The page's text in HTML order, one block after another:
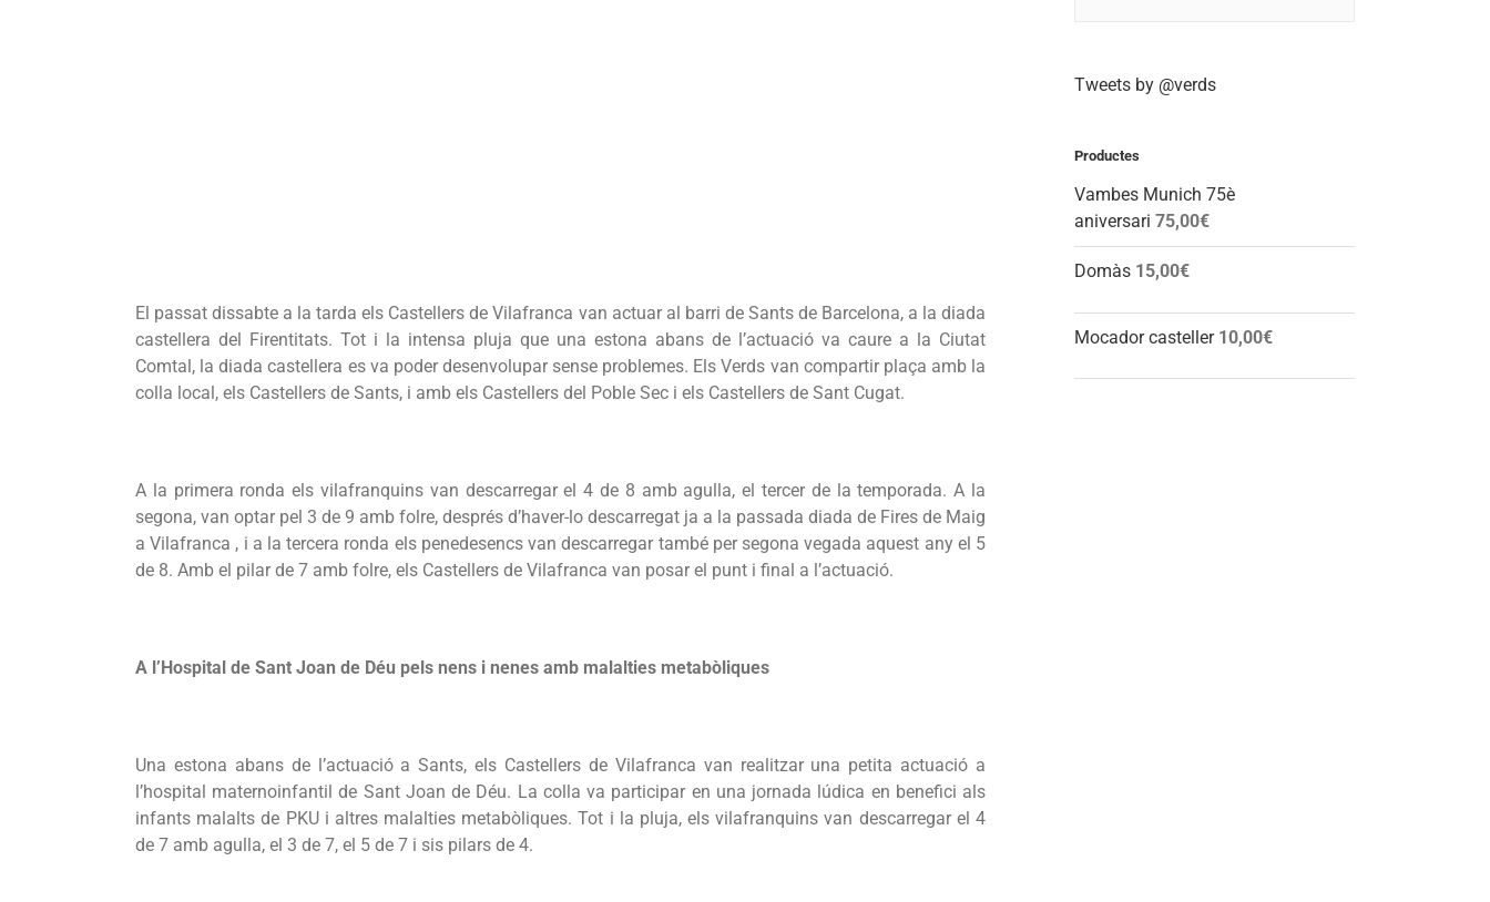
El passat dissabte a la tarda els Castellers de Vilafranca van actuar al barri de Sants de Barcelona, a la diada
castellera del Firentitats. Tot i la intensa pluja que una estona abans de l’actuació va caure a la Ciutat
Comtal, la diada castellera es va poder desenvolupar sense problemes. Els Verds van compartir plaça amb la
colla local, els Castellers de Sants, i amb els Castellers del Poble Sec i els Castellers de Sant Cugat.
A la primera ronda els vilafranquins van descarregar el 4 de 8 amb agulla, el tercer de la temporada. A la
segona, van optar pel 3 de 9 amb folre, després d’haver-lo descarregat ja a la passada diada de Fires de Maig
a Vilafranca , i a la tercera ronda els penedesencs van descarregar també per segona vegada aquest any el 5
de 8. Amb el pilar de 7 amb folre, els Castellers de Vilafranca van posar el punt i final a l’actuació.
A l’Hospital de Sant Joan de Déu pels nens i nenes amb malalties metabòliques
Una estona abans de l’actuació a Sants, els Castellers de Vilafranca van realitzar una petita actuació a
l’hospital maternoinfantil de Sant Joan de Déu. La colla va participar en una jornada lúdica en benefici als
infants malalts de PKU i altres malalties metabòliques. Tot i la pluja, els vilafranquins van descarregar el 4
de 7 amb agulla, el 3 de 7, el 5 de 7 i sis pilars de 4.
Tweets by @verds
Productes
Vambes Munich 75è
aniversari 75,00€
Domàs 15,00€
Mocador casteller 10,00€